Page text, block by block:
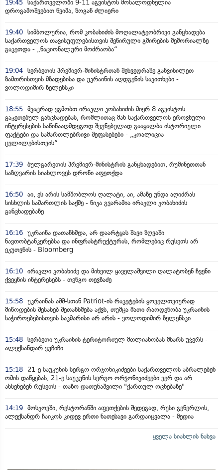
19:45 საქართველოში 9-11 აგვისტოს მოსალოდნელია
დროგამოშვებით წვიმა, ზოგან ძლიერი
19:40 სიმბოლურია, რომ კობახიძის მოღალატეობრივი განცხადება
საქართველოს თავისუფლებისთვის შეწირული გმირების მემორიალზე
გაკეთდა - „ნაციონალური მოძრაობა“
19:04 სერბეთის პრემიერ-მინისტრთან შეხვედრაზე განვიხილეთ
ზამთრისთვის მზადებისა და უკრაინის აღდგენის საკითხები -
ვოლოდიმირ ზელენსკი
18:55 მკაცრად ვგმობთ ირაკლი კობახიძის მიერ 8 აგვისტოს
გაკეთებულ განცხადებას, რომლითაც მან საქართველოს ეროვნული
ინტერესების საწინააღმდეგოდ შეგნებულად გააყალბა ისტორიული
ფაქტები და სამართლებრივი შეფასებები - „კოალიცია
ცვლილებისთვის“
17:39 ბულგარეთის პრემიერ-მინისტრის განცხადებით, რუმინეთთან
საზღვარის სიახლოვეს დრონი აფეთქდა
16:50 აი, ეს არის სამშობლოს ღალატი, აი, ამაზე უნდა აღიძრას
სისხლის სამართლის საქმე - ნიკა გვარამია ირაკლი კობახიძის
განცხადებაზე
16:16 უკრაინა დათანხმდა, არ დაარტყას შავი ზღვაში
ნავთობტანკერებსა და ინფრასტრუქტურას, რომლებიც რუსეთს არ
ეკუთვნის - Bloomberg
16:10 ირაკლი კობახიძე და მიხეილ ყაველაშვილი ღალატობენ ჩვენი
ქვეყნის ინტერესებს - თენგო თევზაძე
15:58 უკრაინას აშშ-სთან Patriot-ის რაკეტების ყოველთვიურად
მიწოდების შესახებ შეთანხმება აქვს, თუმცა მათი რაოდენობა უკრაინის
საჭიროებებისთვის საკმარისი არ არის - ვოლოდიმირ ზელენსკი
15:48 სერბეთი უკრაინის ტერიტორიულ მთლიანობას მხარს უჭერს -
ალექსანდარ ვუჩიჩი
15:18
21-ე საუკუნის სერგო ორჯონიკიძეები საქართველოს აბრალებენ
ომის დაწყებას, 21-ე საუკუნის სერგო ორჯონიკიძეები ვერ და არ
ახსენებენ რუსეთს - თაზო დათუნაშვილი "ქართულ ოცნებაზე"
14:19 მოსკოვში, რესტორანში აფეთქების შედეგად, რუსი გენერლის,
ალექსანდრ ჩაიკოს კიდევ ერთი ნათესავი გარდაიცვალა - მედია
ყველა სიახლის ნახვა